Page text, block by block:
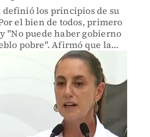
definió los principios de su
el bien de todos, primero
"No puede haber gobierno
pobre". Afirmó que la
regarse desde abajo.